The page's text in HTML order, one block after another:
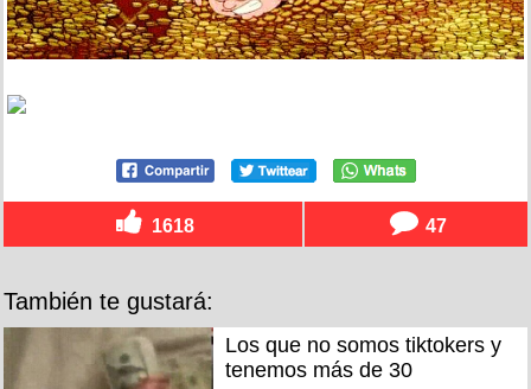
1618 47
También te gustará:
Los que no somos tiktokers y
tenemos más de 30